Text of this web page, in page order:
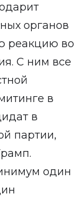
органов
реакцию во
С ним все
в
в
партии,
один